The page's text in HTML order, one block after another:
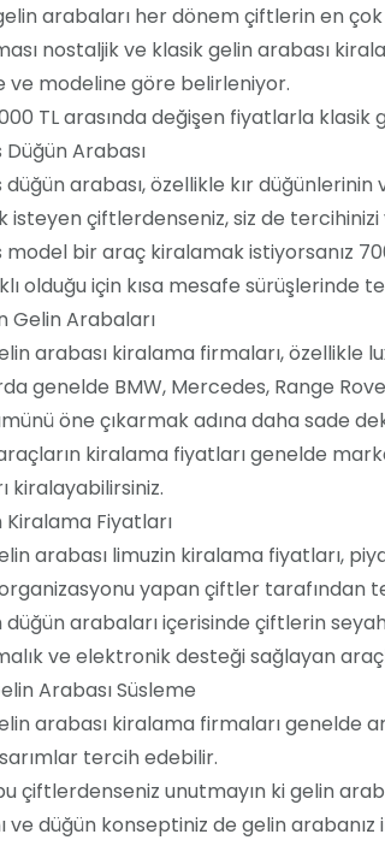
arabaları her dönem çiftlerin en
nostaljik ve klasik gelin arabası
ve modeline göre belirleniyor.
TL arasında değişen fiyatlarla
Düğün Arabası
düğün arabası, özellikle kır
isteyen çiftlerdenseniz, siz de
model bir araç kiralamak istiyorsanız
olduğu için kısa mesafe sürüşlerinde
Gelin Arabaları
arabası kiralama firmaları,
genelde BMW, Mercedes, Range
öne çıkarmak adına daha sade
kiralama fiyatları genelde
kiralayabilirsiniz.
Kiralama Fiyatları
arabası limuzin kiralama fiyatları,
yapan çiftler tarafından
düğün arabaları içerisinde çiftlerin
ve elektronik desteği sağlayan
Arabası Süsleme
arabası kiralama firmaları genelde
tercih edebilir.
çiftlerdenseniz unutmayın ki gelin
ve düğün konseptiniz de gelin